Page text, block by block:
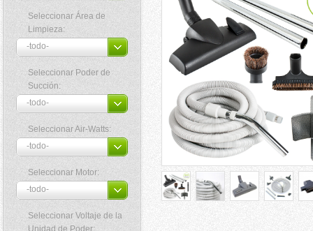
Seleccionar Área de
Limpieza:
Seleccionar Poder de
Succión:
Seleccionar Air-Watts:
Seleccionar Motor:
Seleccionar Voltaje de la
Unidad de Poder: